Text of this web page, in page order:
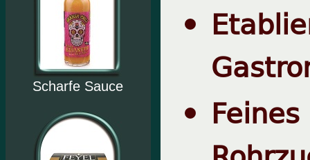
Scharfe Sauce